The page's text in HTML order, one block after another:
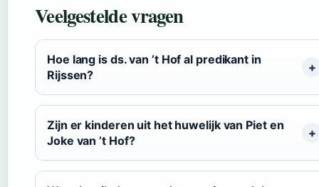
Veelgestelde vragen
Hoe lang is ds. van ’t Hof al predikant in
Rijssen?
Zijn er kinderen uit het huwelijk van Piet en
Joke van ’t Hof?